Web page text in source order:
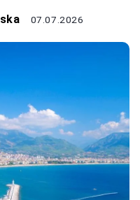
07.07.2026